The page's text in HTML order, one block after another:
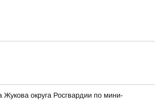
округа Росгвардии по мини-